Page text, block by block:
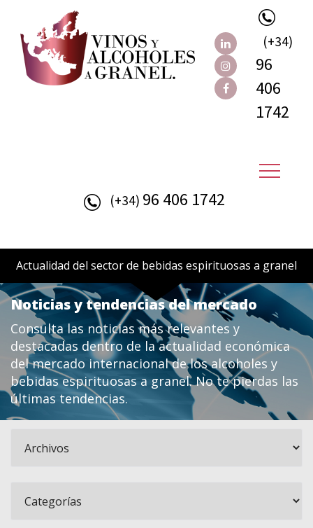
(+34)
96
406
1742
(+34) 96 406 1742
Actualidad del sector de bebidas espirituosas a granel
Noticias y tendencias del mercado
Consulta las noticias más relevantes y
destacadas dentro de la actualidad económica
del mercado internacional de los alcoholes y
bebidas espirituosas a granel. No te pierdas las
últimas tendencias.